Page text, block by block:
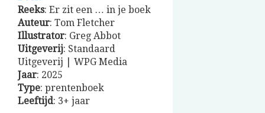
Reeks: Er zit een … in je boek
Auteur: Tom Fletcher
Illustrator: Greg Abbot
Uitgeverij: Standaard
Uitgeverij | WPG Media
Jaar: 2025
Type: prentenboek
Leeftijd: 3+ jaar